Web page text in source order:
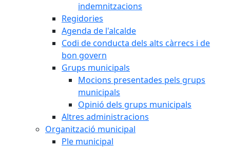
indemnitzacions
Regidories
Agenda de l'alcalde
Codi de conducta dels alts càrrecs i de
bon govern
Grups municipals
Mocions presentades pels grups
municipals
Opinió dels grups municipals
Altres administracions
Organització municipal
Ple municipal